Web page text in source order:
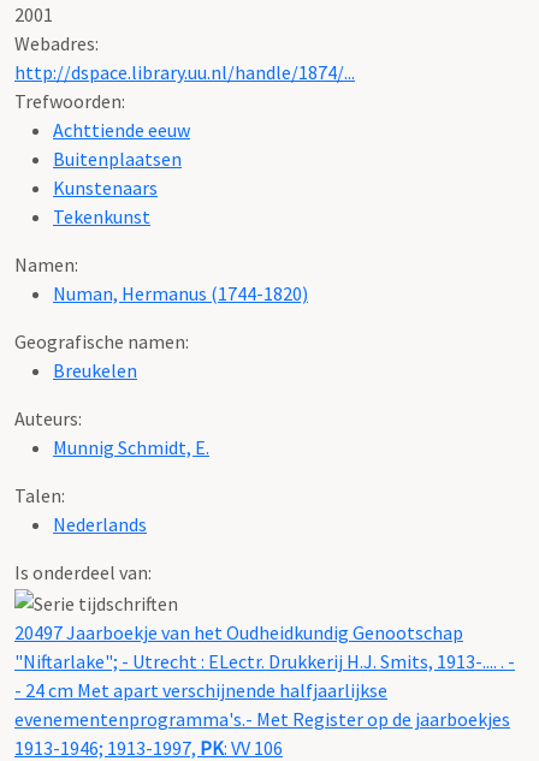
2001
Webadres:
http://dspace.library.uu.nl/handle/1874/...
Trefwoorden:
Achttiende eeuw
Buitenplaatsen
Kunstenaars
Tekenkunst
Namen:
Numan, Hermanus (1744-1820)
Geografische namen:
Breukelen
Auteurs:
Munnig Schmidt, E.
Talen:
Nederlands
Is onderdeel van:
20497 Jaarboekje van het Oudheidkundig Genootschap
"Niftarlake"; - Utrecht : ELectr. Drukkerij H.J. Smits, 1913-.... . -
- 24 cm Met apart verschijnende halfjaarlijkse
evenementenprogramma's.- Met Register op de jaarboekjes
1913-1946; 1913-1997, PK: VV 106